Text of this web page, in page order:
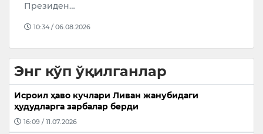
Президен…
10:34 / 06.08.2026
Энг кўп ўқилганлар
Исроил ҳаво кучлари Ливан жанубидаги
ҳудудларга зарбалар берди
16:09 / 11.07.2026